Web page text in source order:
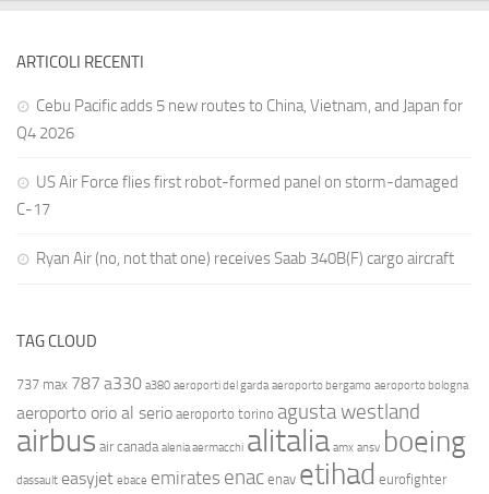
ARTICOLI RECENTI
Cebu Pacific adds 5 new routes to China, Vietnam, and Japan for
Q4 2026
US Air Force flies first robot-formed panel on storm-damaged
C-17
Ryan Air (no, not that one) receives Saab 340B(F) cargo aircraft
TAG CLOUD
737 max 787 a330 a380 aeroporti del garda aeroporto bergamo aeroporto bologna
aeroporto orio al serio aeroporto torino agusta westland
airbus air canada alenia aermacchi alitalia amx ansv boeing
dassault easyjet ebace emirates enac enav etihad eurofighter